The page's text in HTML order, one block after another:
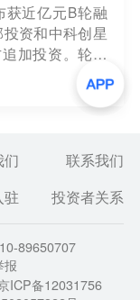
获近亿元B轮融
资和中科创星
加投资。轮融
进一步做全模
中科院自动化研
立于2017年。
们
联系我们
投资者关系
89650707
报
ICP备12031756